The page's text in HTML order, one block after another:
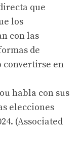
que
los
con las
de
convertirse en
habla con sus
elecciones
(Associated